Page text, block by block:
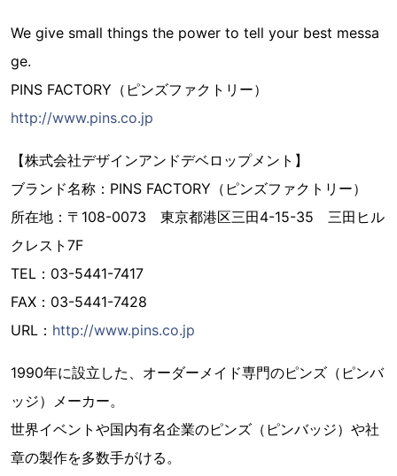
We give small things the power to tell your best messa
ge.
PINS FACTORY（ピンズファクトリー）
http://www.pins.co.jp
【株式会社デザインアンドデベロップメント】
ブランド名称：PINS FACTORY（ピンズファクトリー）
所在地：〒108-0073 東京都港区三田4-15-35 三田ヒル
クレスト7F
TEL：03-5441-7417
FAX：03-5441-7428
URL： http://www.pins.co.jp
1990年に設立した、オーダーメイド専門のピンズ（ピンバ
ッジ）メーカー。
世界イベントや国内有名企業のピンズ（ピンバッジ）や社
章の製作を多数手がける。